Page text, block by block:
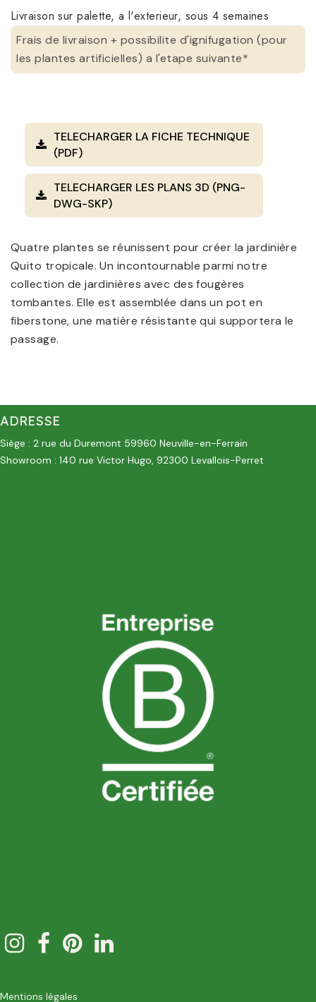
Livraison sur palette, a l'exterieur, sous 4 semaines
Frais de livraison + possibilite d'ignifugation (pour
les plantes artificielles) a l'etape suivante*
TELECHARGER LA FICHE TECHNIQUE
(PDF)
TELECHARGER LES PLANS 3D (PNG-
DWG-SKP)
Quatre plantes se réunissent pour créer la jardinière
Quito tropicale. Un incontournable parmi notre
collection de jardinières avec des fougères
tombantes. Elle est assemblée dans un pot en
fiberstone, une matière résistante qui supportera le
passage.
ADRESSE
Siège : 2 rue du Duremont 59960 Neuville-en-Ferrain
Showroom : 140 rue Victor Hugo, 92300 Levallois-Perret
Mentions légales